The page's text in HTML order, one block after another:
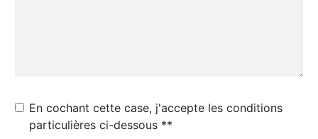
En cochant cette case, j'accepte les conditions
particulières ci-dessous **